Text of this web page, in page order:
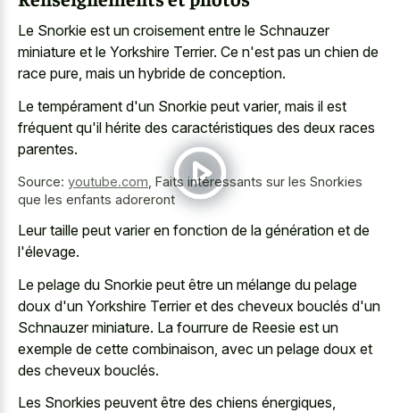
Le Snorkie est un croisement entre le Schnauzer
miniature et le Yorkshire Terrier. Ce n'est pas un chien de
race pure, mais un hybride de conception.
Le tempérament d'un Snorkie peut varier, mais il est
fréquent qu'il hérite des caractéristiques des deux races
parentes.
Source: youtube.com Faits intéressants sur les Snorkies
que les enfants adoreront
Leur taille peut varier en fonction de la génération et de
l'élevage.
Le pelage du Snorkie peut être un mélange du pelage
doux d'un Yorkshire Terrier et des cheveux bouclés d'un
Schnauzer miniature. La fourrure de Reesie est un
exemple de cette combinaison, avec un pelage doux et
des cheveux bouclés.
Les Snorkies peuvent être des chiens énergiques,